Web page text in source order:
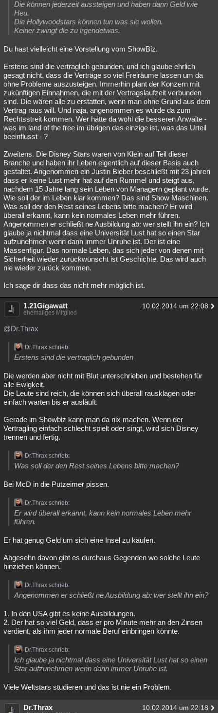
Die können jederzeit aussteigen und haben dann Geld wie
Heu.
Die Hollywoodstars können tun was sie wollen.
Keiner zwingt die zu irgendetwas.
Du hast vielleicht eine Vorstellung vom ShowBiz.
Erstens sind die vertraglich gebunden, und ich glaube ehrlich
gesagt nicht, dass die Verträge so viel Freiräume lassen um da
ohne Probleme auszusteigen. Immerhin plant der Konzern mit
zukünftigen Einnahmen, die mit der Vertragslaufzeit verbunden
sind. Die wären alle zu erstatten, wenn man ohne Grund aus dem
Vertrag raus will. Und naja, angenommen es würde da zum
Rechtsstreit kommen. Wer hätte da wohl die besseren Anwälte -
was im land of the free im übrigen das einzige ist, was das Urteil
beeinflusst - ?
Zweitens. Die Disney Stars waren von Klein auf Teil dieser
Branche und haben ihr Leben eigentlich auf dieser Basis auch
gestaltet. Angenommen ein Justin Bieber beschließt mit 23 jahren
dass er keine Lust mehr hat auf den Rummel und steigt aus,
nachdem 15 Jahre lang sein Leben von Managern geplant wurde.
Wie soll der im Leben klar kommen? Das sind Show Maschinen.
Was soll der den Rest seines Lebens bitte machen? Er wird
überall erkannt, kann kein normales Leben mehr führen.
Angenommen er schließt ne Ausbildung ab: wer stellt ihn ein? Ich
glaube ja nichtmal dass eine Universität Lust hat so einen Star
aufzunehmen wenn dann immer Unruhe ist. Der ist eine
Massenfigur. Das normale Leben, das sich jeder von denen mit
Sicherheit wieder zurückwünscht ist Geschichte. Das wird auch
nie wieder zurück kommen.
Ich sage dir dass das nicht mehr möglich ist.
1.21Gigawatt 10.02.2014 um 22:08
ehemaliges Mitglied
@Dr.Thrax
Dr.Thrax schrieb:
Erstens sind die vertraglich gebunden
Die werden aber nicht mit Blut unterschrieben und bestehen für
alle Ewigkeit.
Die Leute sind reich, die können sich überall rausklagen oder
einfach warten bis er ausläuft.
Gerade im Showbiz kann man da nix machen. Wenn der
Vertragling einfach schlecht spielt oder singt, wird sich Disney
trennen und fertig.
Dr.Thrax schrieb:
Was soll der den Rest seines Lebens bitte machen?
Bei McD in die Putzeimer pissen.
Dr.Thrax schrieb:
Er wird überall erkannt, kann kein normales Leben mehr
führen.
Er hat genug Geld um sich eine Insel zu kaufen.
Abgesehn davon gibt es durchaus Gegenden wo solche Leute
hinziehen können.
Dr.Thrax schrieb:
Angenommen er schließt ne Ausbildung ab: wer stellt ihn ein?
1. In den USA gibt es keine Ausbildungen.
2. Der hat so viel Geld, dass er pro Minute mehr an den Zinsen
verdient, als ihm jeder normale Beruf einbringen könnte.
Dr.Thrax schrieb:
Ich glaube ja nichtmal dass eine Universität Lust hat so einen
Star aufzunehmen wenn dann immer Unruhe ist.
Viele Weltstars studieren und das ist nie ein Problem.
Dr.Thrax 10.02.2014 um 22:18